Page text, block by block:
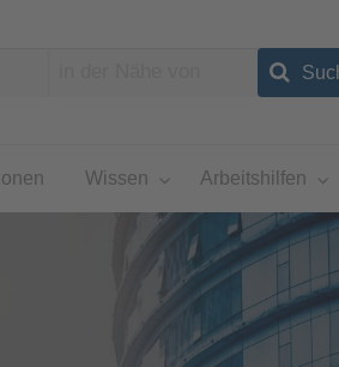
Wissen Arbeitshilfen